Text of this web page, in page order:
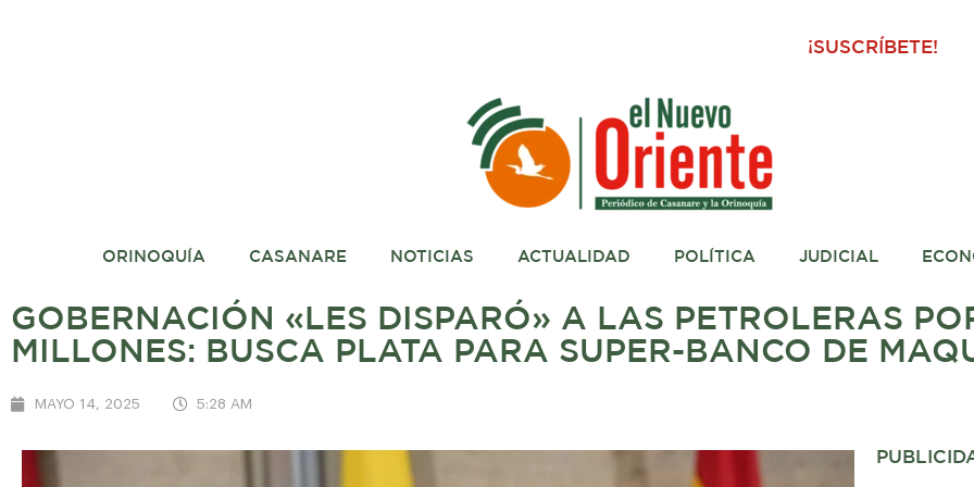
¡SUSCRÍBETE!
ORINOQUÍA CASANARE NOTICIAS ACTUALIDAD POLÍTICA JUDICIAL
GOBERNACIÓN «LES DISPARÓ» A LAS PETROLERAS
MILLONES: BUSCA PLATA PARA SUPER-BANCO DE
MAYO 14, 2025 5:28 AM